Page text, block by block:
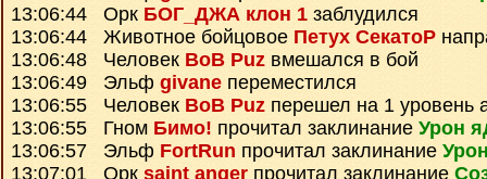
13:06:44 Орк БОГ_ДЖА клон 1 заблудился
13:06:44 Животное бойцовое Петух СекатоР
13:06:48 Человек BoB Puz вмешался в бой
13:06:49 Эльф givane переместился
13:06:55 Человек BoB Puz перешел на 1 уровень
13:06:55 Гном Бимо! прочитал заклинание Урон
13:06:57 Эльф FortRun прочитал заклинание
13:07:01 Орк saint anger прочитал заклинание